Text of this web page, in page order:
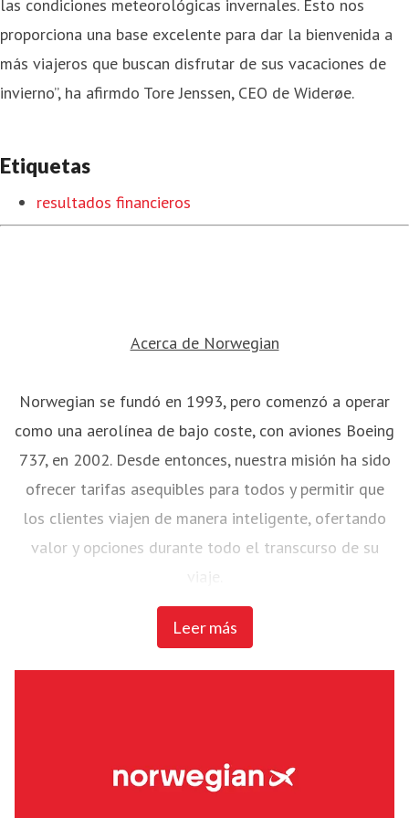
las condiciones meteorológicas invernales. Esto nos
proporciona una base excelente para dar la bienvenida a
más viajeros que buscan disfrutar de sus vacaciones de
invierno”, ha afirmdo Tore Jenssen, CEO de Widerøe.
Etiquetas
resultados financieros
Acerca de Norwegian
Norwegian se fundó en 1993, pero comenzó a operar
como una aerolínea de bajo coste, con aviones Boeing
737, en 2002. Desde entonces, nuestra misión ha sido
ofrecer tarifas asequibles para todos y permitir que
los clientes viajen de manera inteligente, ofertando
valor y opciones durante todo el transcurso de su
Norwegian ha sido votada por Skytrax como la ‘Mejor
ganado más de 55 premios por su servicio, producto e
Leer más